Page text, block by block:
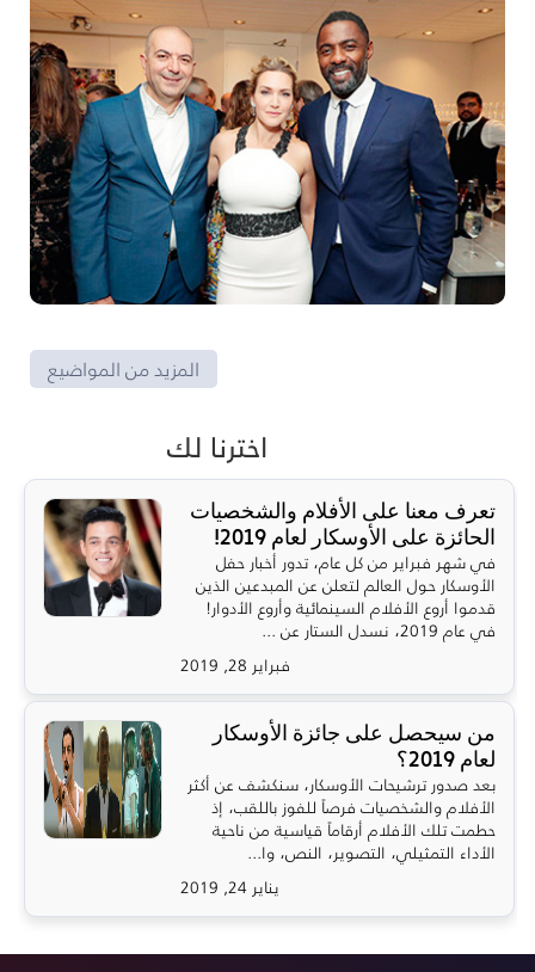
المزيد من المواضيع
اخترنا لك
تعرف معنا على الأفلام والشخصيات
الحائزة على الأوسكار لعام 2019!
في شهر فبراير من كل عام، تدور أخبار حفل
الأوسكار حول العالم لتعلن عن المبدعين الذين
قدموا أروع الأفلام السينمائية وأروع الأدوار!
في عام 2019، نسدل الستار عن ...
فبراير 28, 2019
من سيحصل على جائزة الأوسكار
لعام 2019؟
بعد صدور ترشيحات الأوسكار، سنكشف عن أكثر
الأفلام والشخصيات فرصاً للفوز باللقب، إذ
حطمت تلك الأفلام أرقاماً قياسية من ناحية
الأداء التمثيلي، التصوير، النص، وا...
يناير 24, 2019